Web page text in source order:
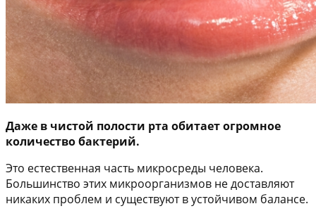
Даже в чистой полости рта обитает огромное
количество бактерий.
Это естественная часть микросреды человека.
Большинство этих микроорганизмов не доставляют
никаких проблем и существуют в устойчивом балансе.